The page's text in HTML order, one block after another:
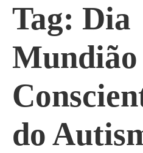
Tag: Dia
Mundião
do